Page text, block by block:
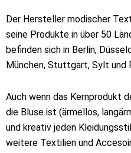
Der Hersteller modischer
seine Produkte in über 50
befinden sich in Berlin,
München, Stuttgart, Sylt und
Auch wenn das Kernprodukt
die Bluse ist (ärmellos,
und kreativ jeden
weitere Textilien und